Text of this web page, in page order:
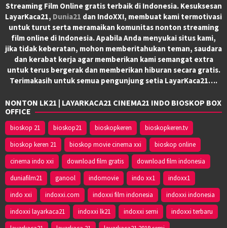
Streaming Film Online gratis terbaik di Indonesia. Kesuksesan
LayarKaca21, Dunia21 dan IndoXXI, membuat kami termotivasi
untuk turut serta meramaikan komunitas nonton streaming
film online di Indonesia. Apabila Anda menyukai situs kami,
jika tidak keberatan, mohon memberitahukan teman, saudara
dan kerabat kerja agar memberikan kami semangat extra
untuk terus bergerak dan memberikan hiburan secara gratis.
Terimakasih untuk semua pengunjung setia LayarKaca21….
NONTON LK21 | LAYARKACA21 CINEMA21 INDO BIOSKOP BOX
OFFICE
bioskop 21 bioskop21 bioskopkeren
bioskopkeren.tv
bioskop keren 21
bioskop movie cinema xxi
bioskop online
cinema indo xxi
download film gratis
download film indonesia
duniafilm21
ganool indomovie indo xx1
indoxx1
indo xxi
indoxxi.com indoxxi film indonesia
indoxxi indonesia
indoxxi layarkaca21
indoxxi lk21 indoxxi semi
indoxxi terbaru